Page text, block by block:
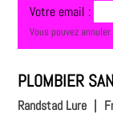
Votre email :
Vous pouvez
PLOMBIER
Randstad Lure |